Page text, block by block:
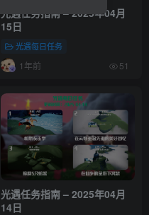
光遇任务指南 – 2025年04月
15日
光遇每日任务
1年前 51
光遇任务指南 – 2025年04月
14日